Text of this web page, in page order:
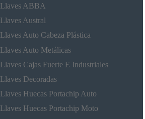
Llaves ABBA
Llaves Austral
Llaves Auto Cabeza Plástica
Llaves Auto Metálicas
Llaves Cajas Fuerte E Industriales
Llaves Decoradas
Llaves Huecas Portachip Auto
Llaves Huecas Portachip Moto